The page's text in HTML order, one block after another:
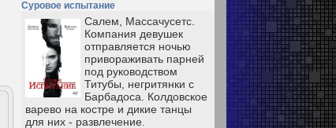
Суровое испытание
Салем, Массачусетс.
Компания девушек
отправляется ночью
привораживать парней
под руководством
Титубы, негритянки с
Барбадоса. Колдовское
варево на костре и дикие танцы
для них - развлечение.